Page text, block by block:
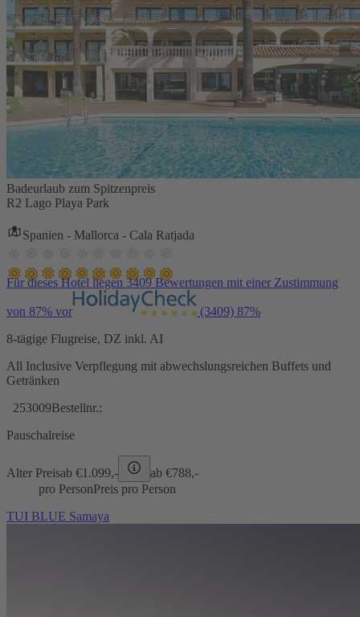
Badeurlaub zum Spitzenpreis
R2 Lago Playa Park
Spanien - Mallorca - Cala Ratjada
Für dieses Hotel liegen 3409 Bewertungen mit einer Zustimmung
von 87% vor (3409) 87%
8-tägige Flugreise, DZ inkl. AI
All Inclusive Verpflegung mit abwechslungsreichen Buffets und
Getränken
253009Bestellnr.:
Pauschalreise
Alter Preisab €1.099,- ab €788,-
pro PersonPreis pro Person
TUI BLUE Samaya